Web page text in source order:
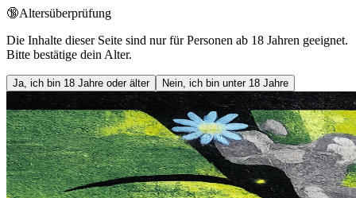
🔞Altersüberprüfung
Die Inhalte dieser Seite sind nur für Personen ab 18 Jahren geeignet.
Bitte bestätige dein Alter.
Ja, ich bin 18 Jahre oder älter Nein, ich bin unter 18 Jahre